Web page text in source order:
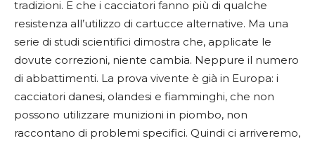
tradizioni. E che i cacciatori fanno più di qualche
resistenza all’utilizzo di cartucce alternative. Ma una
serie di studi scientifici dimostra che, applicate le
dovute correzioni, niente cambia. Neppure il numero
di abbattimenti. La prova vivente è già in Europa: i
cacciatori danesi, olandesi e fiamminghi, che non
possono utilizzare munizioni in piombo, non
raccontano di problemi specifici. Quindi ci arriveremo,